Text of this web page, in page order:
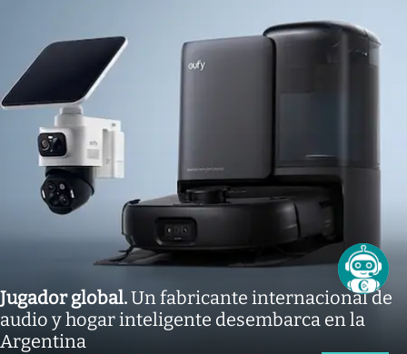
Jugador global.Un fabricante internacional de
audio y hogar inteligente desembarca en la
Argentina